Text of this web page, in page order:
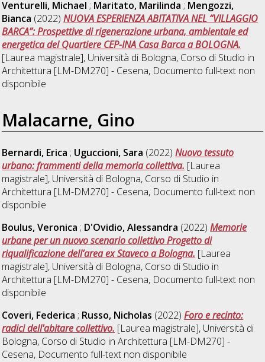
Venturelli, Michael ; Maritato, Marilinda ; Mengozzi,
Bianca (2022)NUOVA ESPERIENZA ABITATIVA NEL “VILLAGGIO
BARCA”: Prospettive di rigenerazione urbana, ambientale ed
energetica del Quartiere CEP-INA Casa Barca a BOLOGNA.
[Laurea magistrale], Università di Bologna, Corso di Studio in
Architettura [LM-DM270] - Cesena, Documento full-text non
disponibile
Malacarne, Gino
Bernardi, Erica ; Uguccioni, Sara (2022)Nuovo tessuto
urbano: frammenti della memoria collettiva. [Laurea
magistrale], Università di Bologna, Corso di Studio in
Architettura [LM-DM270] - Cesena, Documento full-text non
disponibile
Boulus, Veronica ; D'Ovidio, Alessandra (2022)Memorie
urbane per un nuovo scenario collettivo Progetto di
riqualificazione dell’area ex Staveco a Bologna. [Laurea
magistrale], Università di Bologna, Corso di Studio in
Architettura [LM-DM270] - Cesena, Documento full-text non
disponibile
Coveri, Federica ; Russo, Nicholas (2022)Foro e recinto:
radici dell'abitare collettivo. [Laurea magistrale], Università di
Bologna, Corso di Studio inArchitettura [LM-DM270] -
Cesena, Documento full-text non disponibile